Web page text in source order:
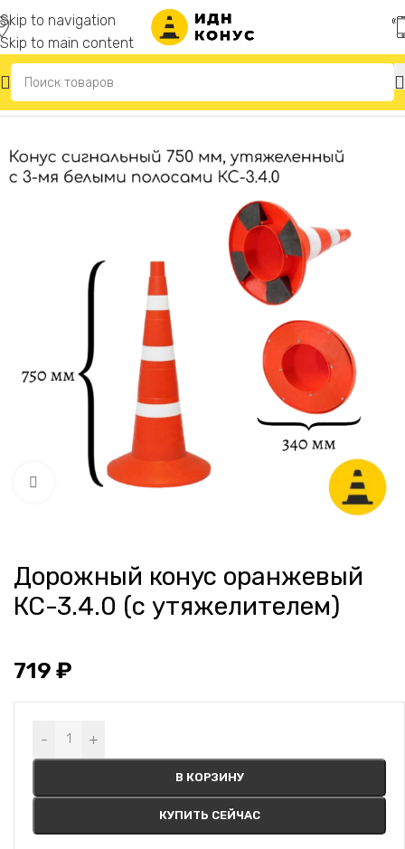
Skip to navigation
Skip to main content
Главная Конусы дорожные
Нажмите, чтобы увеличить
Дорожный конус оранжевый
КС-3.4.0 (с утяжелителем)
719 ₽
- +
В КОРЗИНУ
КУПИТЬ СЕЙЧАС
Alternative: